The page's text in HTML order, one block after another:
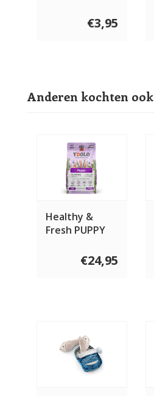
€3,95
Anderen kochten ook
Healthy &
Fresh PUPPY
€24,95